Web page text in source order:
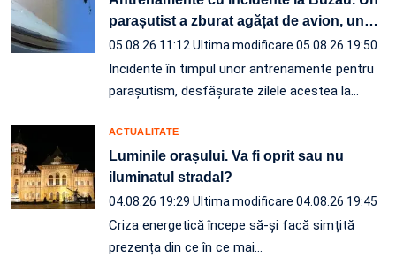
parașutist a zburat agățat de avion, un…
05.08.26 11:12 Ultima modificare 05.08.26 19:50
Incidente în timpul unor antrenamente pentru
parașutism, desfășurate zilele acestea la…
ACTUALITATE
Luminile orașului. Va fi oprit sau nu
iluminatul stradal?
04.08.26 19:29 Ultima modificare 04.08.26 19:45
Criza energetică începe să-și facă simțită
prezența din ce în ce mai…